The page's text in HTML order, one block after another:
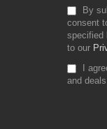
By
consent
specified
to our
I
and